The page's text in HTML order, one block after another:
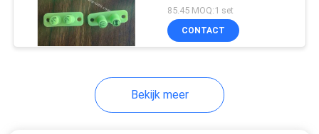
van de
de SR2, SR3 controller te
repareren
85.45 MOQ:1 set
CONTACT
Bekijk meer